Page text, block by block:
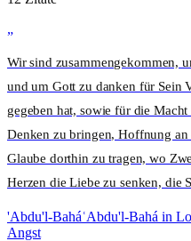
„
Wir sind zusammengekommen,
und um Gott zu danken für Sein
gegeben hat, sowie für die
Denken zu bringen, Hoffnung an
Glaube dorthin zu tragen, wo
Herzen die Liebe zu senken, die
'Abdu'l-BaháʿAbdu'l-Bahá in
Angst